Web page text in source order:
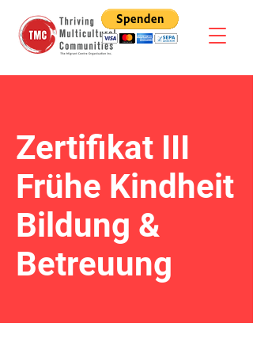
Zertifikat III
Frühe Kindheit
Bildung &
Betreuung